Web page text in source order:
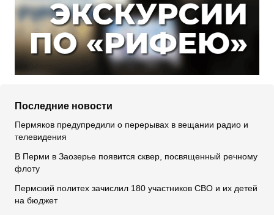
Последние новости
Пермяков предупредили о перерывах в вещании радио и
телевидения
В Перми в Заозерье появится сквер, посвященный речному
флоту
Пермский политех зачислил 180 участников СВО и их детей
на бюджет